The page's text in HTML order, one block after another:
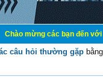
các bạn đến với Diễn đàn
câu hỏi thường gặp